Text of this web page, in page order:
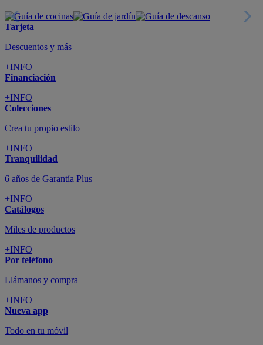
Tarjeta
Descuentos y más
+INFO
Financiación
+INFO
Colecciones
Crea tu propio estilo
+INFO
Tranquilidad
6 años de Garantía Plus
+INFO
Catálogos
Miles de productos
+INFO
Por teléfono
Llámanos y compra
+INFO
Nueva app
Todo en tu móvil